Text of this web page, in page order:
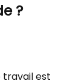
?
travail est